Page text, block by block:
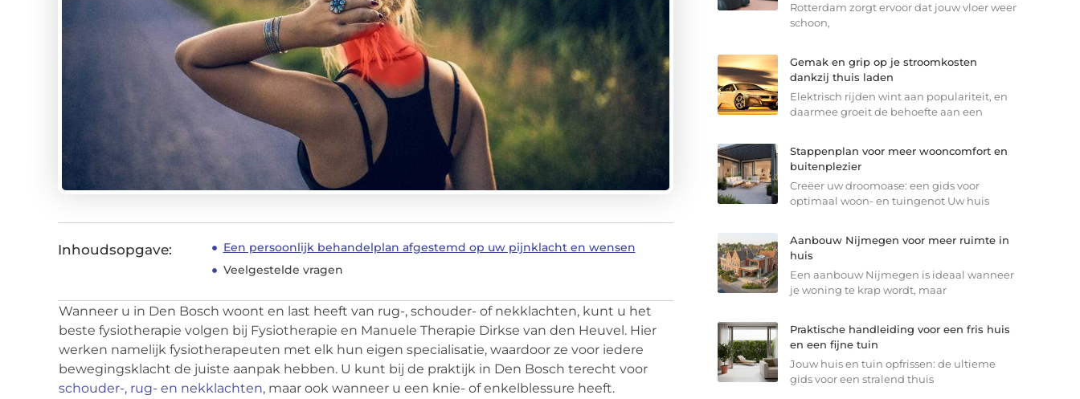
Inhoudsopgave:
Een persoonlijk behandelplan afgestemd op uw pijnklacht en wensen
Veelgestelde vragen
Wanneer u in Den Bosch woont en last heeft van rug-, schouder- of nekklachten, kunt u het
beste fysiotherapie volgen bij Fysiotherapie en Manuele Therapie Dirkse van den Heuvel. Hier
werken namelijk fysiotherapeuten met elk hun eigen specialisatie, waardoor ze voor iedere
bewegingsklacht de juiste aanpak hebben. U kunt bij de praktijk in Den Bosch terecht voor
schouder-, rug- en nekklachten, maar ook wanneer u een knie- of enkelblessure heeft.
Rotterdam zorgt ervoor dat jouw vloer weer
schoon,
Gemak en grip op je stroomkosten
dankzij thuis laden
Elektrisch rijden wint aan populariteit, en
daarmee groeit de behoefte aan een
Stappenplan voor meer wooncomfort en
buitenplezier
Creëer uw droomoase: een gids voor
optimaal woon- en tuingenot Uw huis
Aanbouw Nijmegen voor meer ruimte in
huis
Een aanbouw Nijmegen is ideaal wanneer
je woning te krap wordt, maar
Praktische handleiding voor een fris huis
en een fijne tuin
Jouw huis en tuin opfrissen: de ultieme
gids voor een stralend thuis